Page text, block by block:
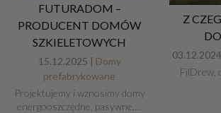
FUTURADOM –
PRODUCENT DOMÓW
SZKIELETOWYCH
15.12.2025 | Domy
prefabrykowane
Projektujemy i wznosimy domy
energooszczędne, pasywne,…
Z
03.12.2024
FilDrew,